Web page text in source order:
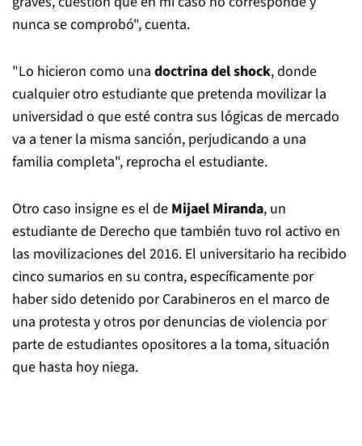
nunca se comprobó", cuenta.
"Lo hicieron como una doctrina del shock, donde
cualquier otro estudiante que pretenda movilizar la
universidad o que esté contra sus lógicas de mercado
va a tener la misma sanción, perjudicando a una
familia completa", reprocha el estudiante.
Otro caso insigne es el de Mijael Miranda, un
estudiante de Derecho que también tuvo rol activo en
las movilizaciones del 2016. El universitario ha recibido
cinco sumarios en su contra, específicamente por
haber sido detenido por Carabineros en el marco de
una protesta y otros por denuncias de violencia por
parte de estudiantes opositores a la toma, situación
que hasta hoy niega.